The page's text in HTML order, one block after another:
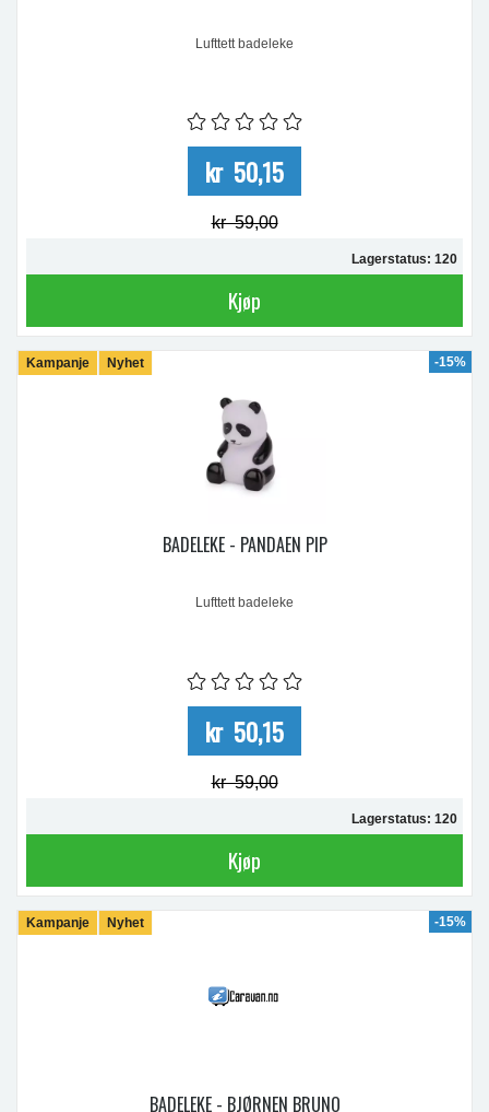
Lufttett badeleke
kr 50,15
kr 59,00
Lagerstatus: 120
Kjøp
Kampanje Nyhet -15%
BADELEKE - PANDAEN PIP
Lufttett badeleke
kr 50,15
kr 59,00
Lagerstatus: 120
Kjøp
Kampanje Nyhet -15%
BADELEKE - BJØRNEN BRUNO